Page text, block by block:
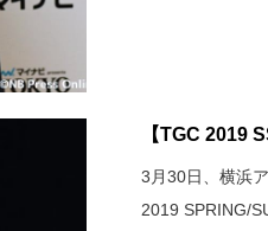
【TGC 2019
3月30日、横浜
2019 SPRING/